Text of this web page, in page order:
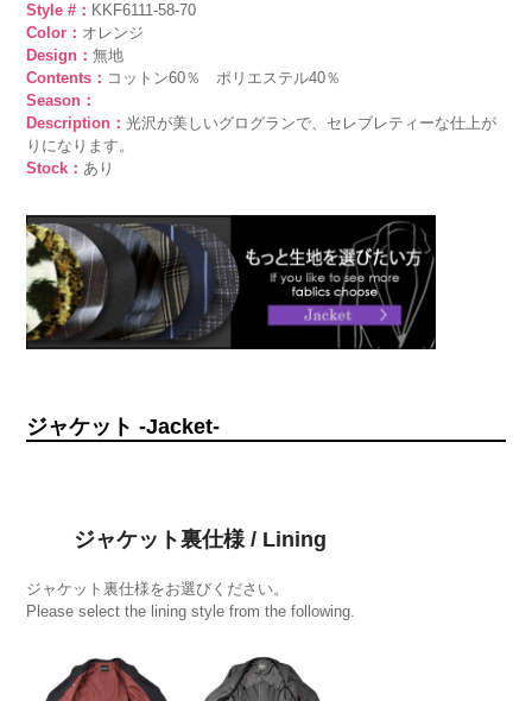
Style #： KKF6111-58-70
Color： オレンジ
Design：無地
Contents： コットン60％ ポリエステル40％
Season：
Description：光沢が美しいグログランで、セレブレティーな仕上が
りになります。
Stock：あり
ジャケット -Jacket-
ジャケット裏仕様 / Lining
ジャケット裏仕様をお選びください。
Please select the lining style from the following.